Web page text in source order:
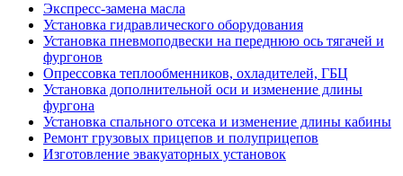
Экспресс-замена масла
Установка гидравлического оборудования
Установка пневмоподвески на переднюю ось тягачей и
фургонов
Опрессовка теплообменников, охладителей, ГБЦ
Установка дополнительной оси и изменение длины
фургона
Установка спального отсека и изменение длины кабины
Ремонт грузовых прицепов и полуприцепов
Изготовление эвакуаторных установок